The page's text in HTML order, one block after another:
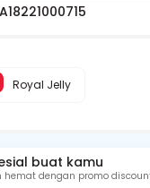
Royal Jelly
buat kamu
hemat dengan promo